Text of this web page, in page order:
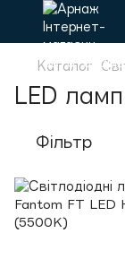
Каталог
LED
Фільтр